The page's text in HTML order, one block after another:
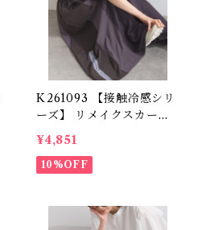
K261093 【接触冷感シリ
ーズ】 リメイクスカート
/ Cool Touch Mixed Fa
bric Remake Skirt (残り
わずか)
¥4,851
10%OFF